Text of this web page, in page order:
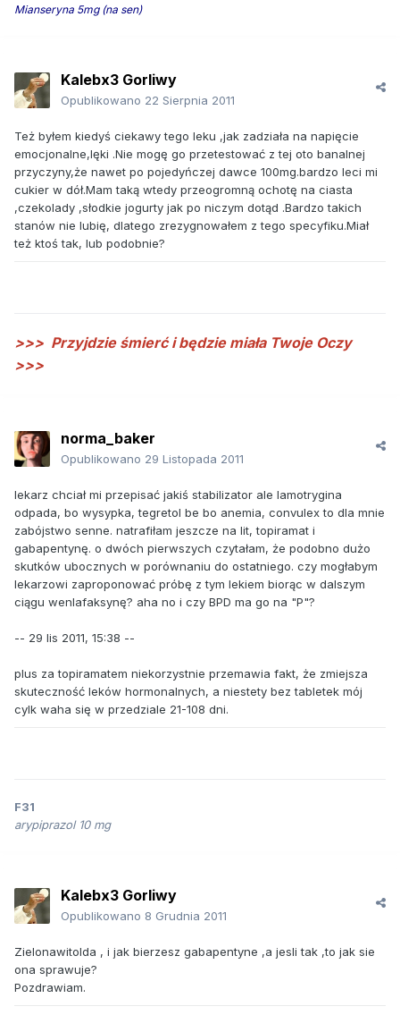
Mianseryna 5mg (na sen)
Kalebx3 Gorliwy
Opublikowano 22 Sierpnia 2011
Też byłem kiedyś ciekawy tego leku ,jak zadziała na napięcie
emocjonalne,lęki .Nie mogę go przetestować z tej oto banalnej
przyczyny,że nawet po pojedyńczej dawce 100mg.bardzo leci mi
cukier w dół.Mam taką wtedy przeogromną ochotę na ciasta
,czekolady ,słodkie jogurty jak po niczym dotąd .Bardzo takich
stanów nie lubię, dlatego zrezygnowałem z tego specyfiku.Miał
też ktoś tak, lub podobnie?
>>> Przyjdzie śmierć i będzie miała Twoje Oczy
>>>
norma_baker
Opublikowano 29 Listopada 2011
lekarz chciał mi przepisać jakiś stabilizator ale lamotrygina
odpada, bo wysypka, tegretol be bo anemia, convulex to dla mnie
zabójstwo senne. natrafiłam jeszcze na lit, topiramat i
gabapentynę. o dwóch pierwszych czytałam, że podobno dużo
skutków ubocznych w porównaniu do ostatniego. czy mogłabym
lekarzowi zaproponować próbę z tym lekiem biorąc w dalszym
ciągu wenlafaksynę? aha no i czy BPD ma go na "P"?
-- 29 lis 2011, 15:38 --
plus za topiramatem niekorzystnie przemawia fakt, że zmiejsza
skuteczność leków hormonalnych, a niestety bez tabletek mój
cylk waha się w przedziale 21-108 dni.
F31
arypiprazol 10 mg
Kalebx3 Gorliwy
Opublikowano 8 Grudnia 2011
Zielonawitolda , i jak bierzesz gabapentyne ,a jesli tak ,to jak sie
ona sprawuje?
Pozdrawiam.